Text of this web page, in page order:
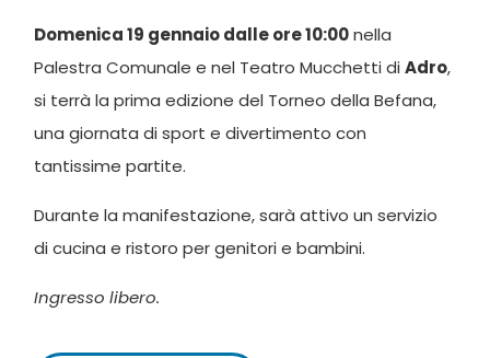
Domenica 19 gennaio dalle ore 10:00nella
Palestra Comunale e nel Teatro Mucchetti diAdro,
si terrà la prima edizione del Torneo della Befana,
una giornata di sport e divertimento con
tantissime partite.
Durante la manifestazione, sarà attivo un servizio
di cucina e ristoro per genitori e bambini.
Ingresso libero.